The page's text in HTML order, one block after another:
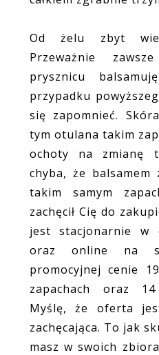
Od żelu zbyt
Przeważnie
prysznicu
przypadku
się zapomnieć.
tym otulana takim
ochoty na zmianę
chyba, że
takim samym
zachęcił Cię do
jest stacjonarnie w
oraz online na
promocyjnej cenie
zapachach oraz
Myślę, że oferta
zachęcająca. To jak
masz w swoich